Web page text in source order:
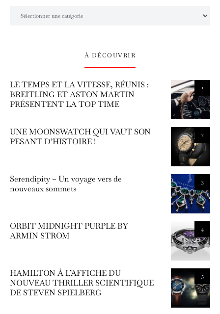
À DÉCOUVRIR
1
LE TEMPS ET LA VITESSE, RÉUNIS :
BREITLING ET ASTON MARTIN
PRÉSENTENT LA TOP TIME
2
UNE MOONSWATCH QUI VAUT SON
PESANT D’HISTOIRE !
3
Serendipity – Un voyage vers de
nouveaux sommets
4
ORBIT MIDNIGHT PURPLE BY
ARMIN STROM
5
HAMILTON À L’AFFICHE DU
NOUVEAU THRILLER SCIENTIFIQUE
DE STEVEN SPIELBERG